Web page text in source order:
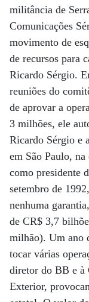
militância de
Comunicações
movimento de
de recursos para
Ricardo Sérgio.
reuniões do
de aprovar a
3 milhões, ele
Ricardo Sérgio e
em São Paulo,
como presidente
setembro de
nenhuma
de CR$ 3,7
milhão). Um ano
tocar várias
diretor do BB e à
Exterior,